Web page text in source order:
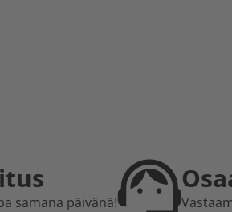
samana päivänä!